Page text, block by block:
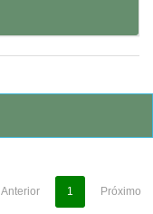
Anterior 1 Próximo